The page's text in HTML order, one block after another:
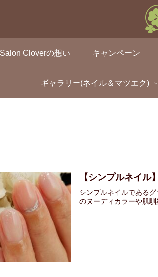
Salon Cloverの想い キャンペーン
ギャラリー(ネイル＆マツエク)
【シンプルネイ
シンプルネイルである
のヌーディカラーや肌